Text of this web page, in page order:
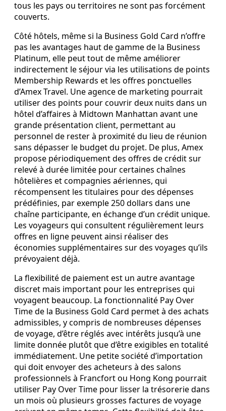
tous les pays ou territoires ne sont pas forcément
couverts.
Côté hôtels, même si la Business Gold Card n’offre
pas les avantages haut de gamme de la Business
Platinum, elle peut tout de même améliorer
indirectement le séjour via les utilisations de points
Membership Rewards et les offres ponctuelles
d’Amex Travel. Une agence de marketing pourrait
utiliser des points pour couvrir deux nuits dans un
hôtel d’affaires à Midtown Manhattan avant une
grande présentation client, permettant au
personnel de rester à proximité du lieu de réunion
sans dépasser le budget du projet. De plus, Amex
propose périodiquement des offres de crédit sur
relevé à durée limitée pour certaines chaînes
hôtelières et compagnies aériennes, qui
récompensent les titulaires pour des dépenses
prédéfinies, par exemple 250 dollars dans une
chaîne participante, en échange d’un crédit unique.
Les voyageurs qui consultent régulièrement leurs
offres en ligne peuvent ainsi réaliser des
économies supplémentaires sur des voyages qu’ils
prévoyaient déjà.
La flexibilité de paiement est un autre avantage
discret mais important pour les entreprises qui
voyagent beaucoup. La fonctionnalité Pay Over
Time de la Business Gold Card permet à des achats
admissibles, y compris de nombreuses dépenses
de voyage, d’être réglés avec intérêts jusqu’à une
limite donnée plutôt que d’être exigibles en totalité
immédiatement. Une petite société d’importation
qui doit envoyer des acheteurs à des salons
professionnels à Francfort ou Hong Kong pourrait
utiliser Pay Over Time pour lisser la trésorerie dans
un mois où plusieurs grosses factures de voyage